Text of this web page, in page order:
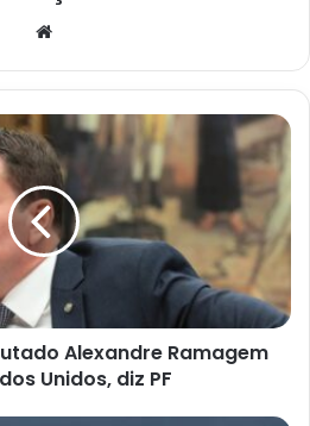
Alexandre Ramagem
Unidos, diz PF